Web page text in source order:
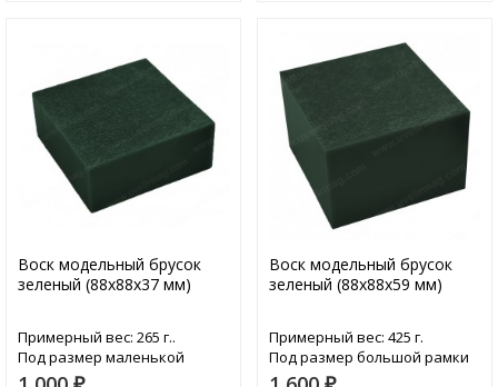
Воск модельный брусок
зеленый (88х88х37 мм)
Примерный вес: 265 г..
Под размер маленькой
рамки станка "СТРИЖ"
Воск модельный брусок
зеленый (88х88х59 мм)
Примерный вес: 425 г.
Под размер большой рамки
станка "СТРИЖ"